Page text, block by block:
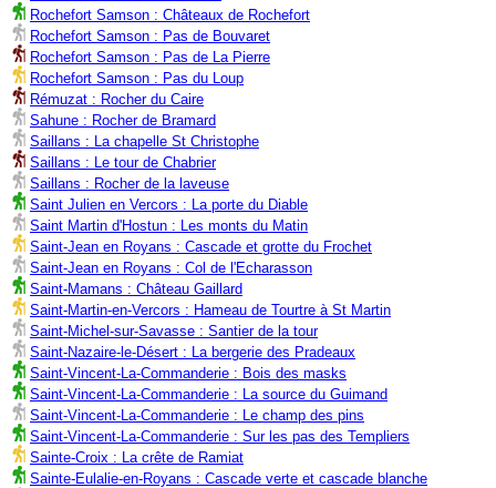
Rochefort Samson : Châteaux de Rochefort
Rochefort Samson : Pas de Bouvaret
Rochefort Samson : Pas de La Pierre
Rochefort Samson : Pas du Loup
Rémuzat : Rocher du Caire
Sahune : Rocher de Bramard
Saillans : La chapelle St Christophe
Saillans : Le tour de Chabrier
Saillans : Rocher de la laveuse
Saint Julien en Vercors : La porte du Diable
Saint Martin d'Hostun : Les monts du Matin
Saint-Jean en Royans : Cascade et grotte du Frochet
Saint-Jean en Royans : Col de l'Echarasson
Saint-Mamans : Château Gaillard
Saint-Martin-en-Vercors : Hameau de Tourtre à St Martin
Saint-Michel-sur-Savasse : Santier de la tour
Saint-Nazaire-le-Désert : La bergerie des Pradeaux
Saint-Vincent-La-Commanderie : Bois des masks
Saint-Vincent-La-Commanderie : La source du Guimand
Saint-Vincent-La-Commanderie : Le champ des pins
Saint-Vincent-La-Commanderie : Sur les pas des Templiers
Sainte-Croix : La crête de Ramiat
Sainte-Eulalie-en-Royans : Cascade verte et cascade blanche